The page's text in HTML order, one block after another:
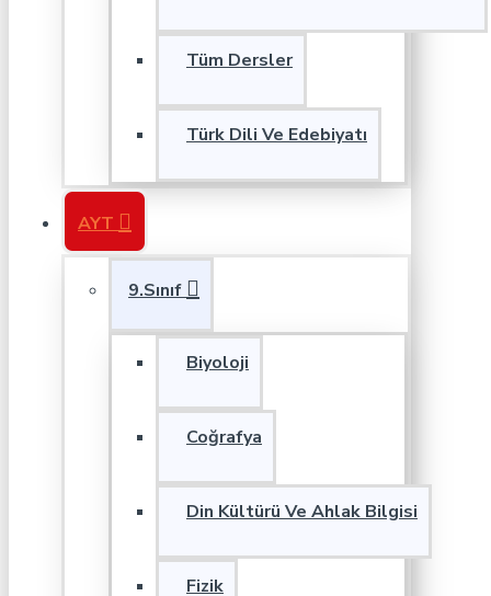
Tüm Dersler
Türk Dili Ve Edebiyatı
AYT
9.Sınıf
Biyoloji
Coğrafya
Din Kültürü Ve Ahlak Bilgisi
Fizik